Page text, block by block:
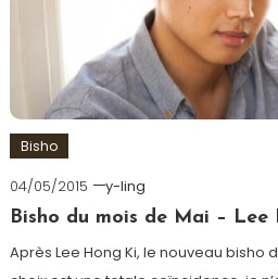
Bisho
04/05/2015
y-ling
Bisho du mois de Mai – Lee
Après Lee Hong Ki, le nouveau bisho